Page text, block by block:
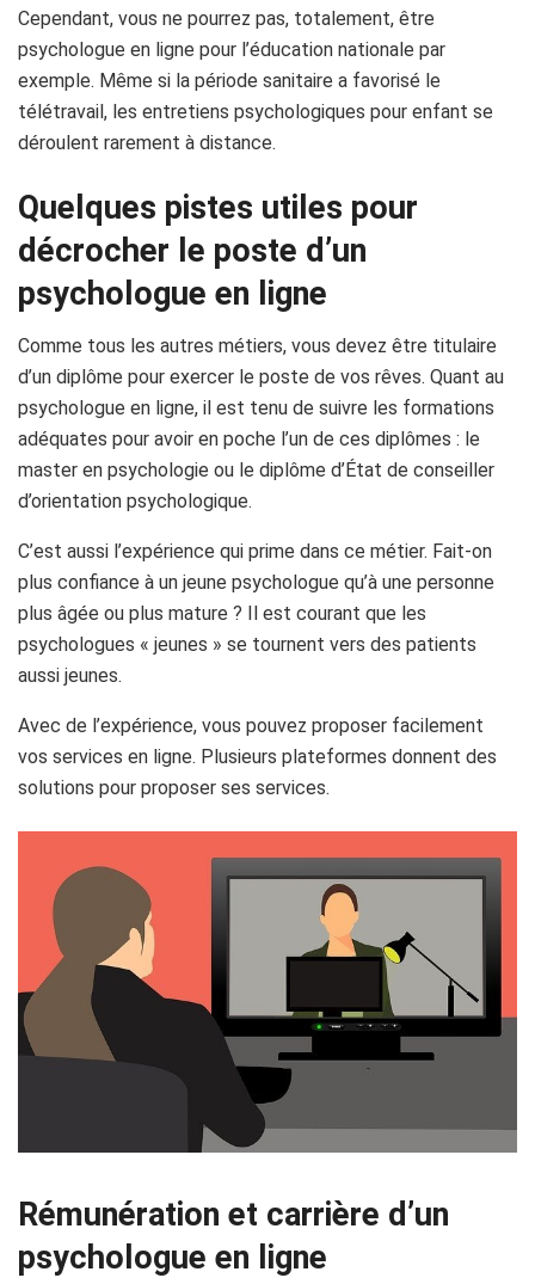
Cependant, vous ne pourrez pas, totalement, être
psychologue en ligne pour l’éducation nationale par
exemple. Même si la période sanitaire a favorisé le
télétravail, les entretiens psychologiques pour enfant se
déroulent rarement à distance.
Quelques pistes utiles pour
décrocher le poste d’un
psychologue en ligne
Comme tous les autres métiers, vous devez être titulaire
d’un diplôme pour exercer le poste de vos rêves. Quant au
psychologue en ligne, il est tenu de suivre les formations
adéquates pour avoir en poche l’un de ces diplômes : le
master en psychologie ou le diplôme d’État de conseiller
d’orientation psychologique.
C’est aussi l’expérience qui prime dans ce métier. Fait-on
plus confiance à un jeune psychologue qu’à une personne
plus âgée ou plus mature ? Il est courant que les
psychologues « jeunes » se tournent vers des patients
aussi jeunes.
Avec de l’expérience, vous pouvez proposer facilement
vos services en ligne. Plusieurs plateformes donnent des
solutions pour proposer ses services.
Rémunération et carrière d’un
psychologue en ligne